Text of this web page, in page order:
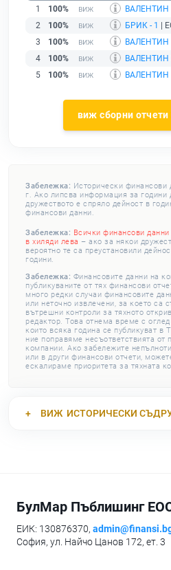
1
100%
2
100% БРИК - 1 |
3
100% ВАЛЕНТИН
4
100% ВАЛЕНТИН
5
100% ВАЛЕНТИН
виж сборни отчети
Забележка: Исторически финансови
г. Ако липсва информация за години
дружеството е спряло дейност в
финансови данни.
Забележка: Всички финансови
в хиляди лева – ако за някои
вероятно те са преустановили
години.
Забележка: Финансовите данни на
публикуваните от тях финансови
много редки случаи финансовите
или неточно извлечени, за което са
вътрешни контроли за тяхното
редактор. Това отнема време с
които всяка година се публикуват в
ние поправяме несъответствията
компании. Ако забележите
или в други финансови отчети,
ескалираме приоритета за тяхната
ВИЖ ИСТОРИЧЕСКИ
БулМар Пъблишинг
ЕИК: 130876370,
София, ул. Найчо Цанов 172, ет. 3